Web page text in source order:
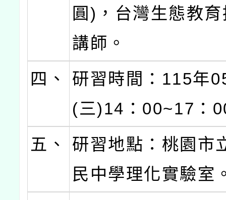
圓)，台灣生態教
講師。
四、
研習時間：115年
(三)14：00~17：
五、
研習地點：桃園市
民中學理化實驗室